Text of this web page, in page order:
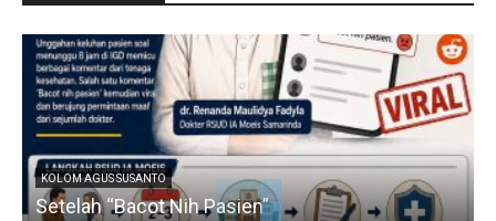
KOLOM AGUS SUSANTO
Setelah “Bacot Nih Pasien”